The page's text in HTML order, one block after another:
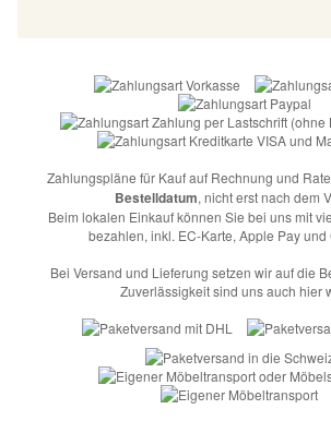
Zahlungspläne für Kauf auf Rechnung und
Bestelldatum, nicht erst nach dem
Beim lokalen Einkauf können Sie bei uns mit
bezahlen, inkl. EC-Karte, Apple Pay und
Bei Versand und Lieferung setzen wir auf die
Zuverlässigkeit sind uns auch hier